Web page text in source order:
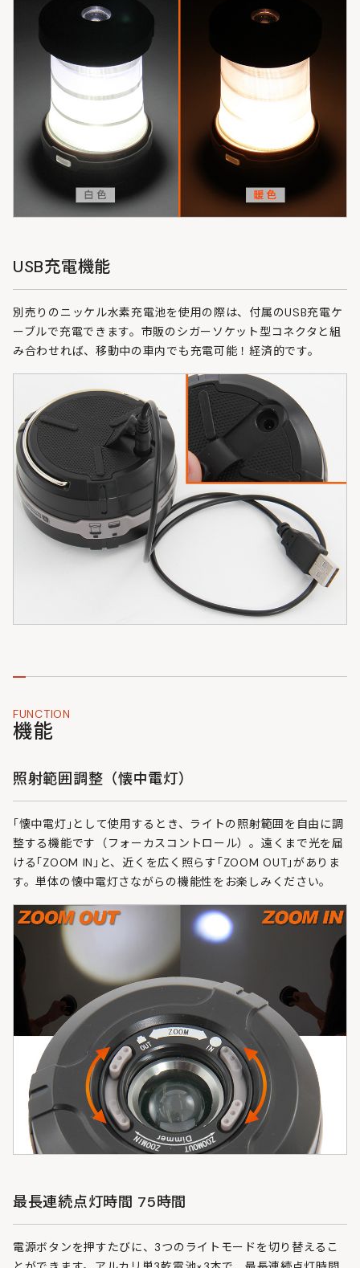
USB充電機能
別売りのニッケル水素充電池を使用の際は、付属のUSB充電ケ
ーブルで充電できます。市販のシガーソケット型コネクタと組
み合わせれば、移動中の車内でも充電可能！経済的です。
FUNCTION
機能
照射範囲調整（懐中電灯）
｢懐中電灯｣として使用するとき、ライトの照射範囲を自由に調
整する機能です（フォーカスコントロール）。遠くまで光を届
ける｢ZOOM IN｣と、近くを広く照らす｢ZOOM OUT｣がありま
す。単体の懐中電灯さながらの機能性をお楽しみください。
最長連続点灯時間 75時間
電源ボタンを押すたびに、3つのライトモードを切り替えるこ